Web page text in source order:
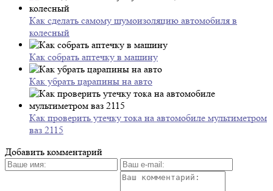
Как сделать самому шумоизоляцию автомобиля в
колесный
Как собрать аптечку в машину
Как убрать царапины на авто
Как проверить утечку тока на автомобиле мультиметром
ваз 2115
Добавить комментарий